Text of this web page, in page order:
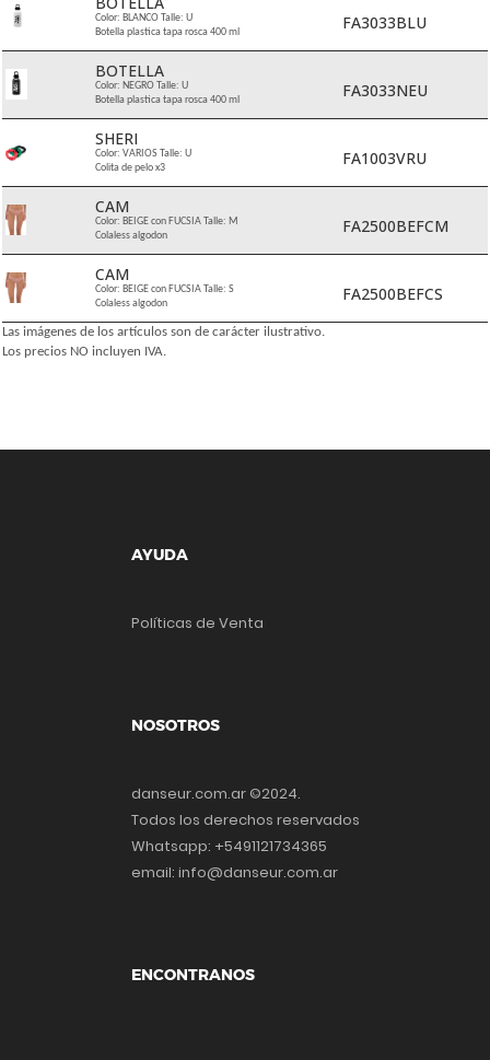
Color: BLANCO Talle: U
Botella plastica tapa rosca 400 ml
FA3033BLU
BOTELLA
Color: NEGRO Talle: U
Botella plastica tapa rosca 400 ml
FA3033NEU
SHERI
Color: VARIOS Talle: U
Colita de pelo x3
FA1003VRU
CAM
Color: BEIGE con FUCSIA Talle: M
Colaless algodon
FA2500BEFCM
CAM
Color: BEIGE con FUCSIA Talle: S
Colaless algodon
FA2500BEFCS
Las imágenes de los artículos son de carácter ilustrativo.
Los precios NO incluyen IVA.
AYUDA
Políticas de Venta
NOSOTROS
danseur.com.ar ©2024.
Todos los derechos reservados
Whatsapp: +5491121734365
email: info@danseur.com.ar
ENCONTRANOS